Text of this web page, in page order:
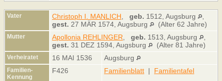
Vater Christoph I. MANLICH geb. 1512, Augsburg
gest. 27 MÄR 1574, Augsburg (Alter 62 Jahre)
Mutter Apollonia REHLINGER geb. 1513, Augsburg
gest. 31 DEZ 1594, Augsburg (Alter 81 Jahre)
Verheiratet 16 MAI 1536 Augsburg
Familien-
Kennung
F426 Familienblatt | Familientafel